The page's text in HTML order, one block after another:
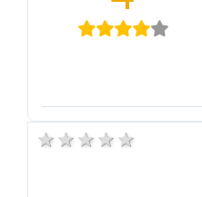
5 stars 4 stars 3 stars 2 stars 1 star